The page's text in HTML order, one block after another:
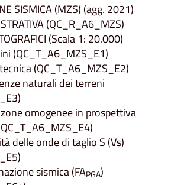
SISMICA (MZS) (agg. 2021)
(QC_R_A6_MZS)
(Scala 1: 20.000)
(QC_T_A6_MZS_E1)
(QC_T_A6_MZS_E2)
naturali dei terreni
omogenee in prospettiva
delle onde di taglio S (Vs)
sismica (FAPGA)